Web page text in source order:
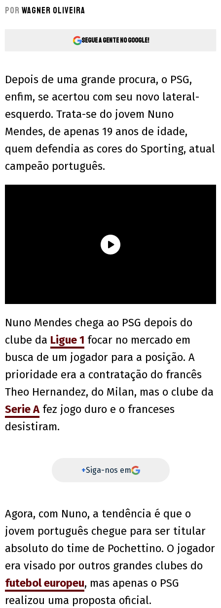
Por Wagner Oliveira
Segue a gente no Google!
Depois de uma grande procura, o PSG,
enfim, se acertou com seu novo lateral-
esquerdo. Trata-se do jovem Nuno
Mendes, de apenas 19 anos de idade,
quem defendia as cores do Sporting, atual
campeão português.
Nuno Mendes chega ao PSG depois do
clube da Ligue 1 focar no mercado em
busca de um jogador para a posição. A
prioridade era a contratação do francês
Theo Hernandez, do Milan, mas o clube da
Serie Afez jogo duro e o franceses
desistiram.
+Siga-nos em
Agora, com Nuno, a tendência é que o
jovem português chegue para ser titular
absoluto do time de Pochettino. O jogador
era visado por outros grandes clubes do
futebol europeu, mas apenas o PSG
realizou uma proposta oficial.